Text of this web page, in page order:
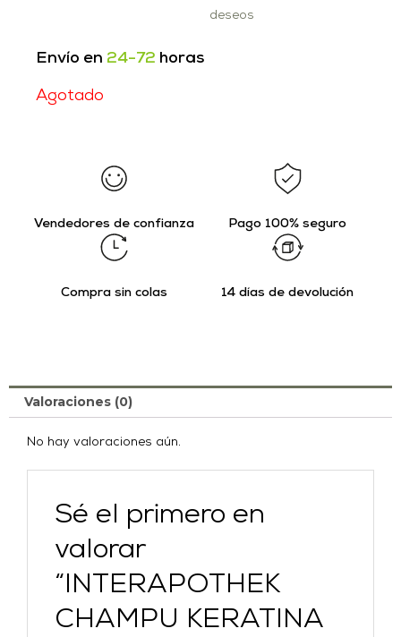
deseos
Envío en 24-72 horas
Agotado
Vendedores de confianza Pago 100% seguro
Compra sin colas 14 días de devolución
Valoraciones (0)
No hay valoraciones aún.
Sé el primero en
valorar
“INTERAPOTHEK
CHAMPU KERATINA